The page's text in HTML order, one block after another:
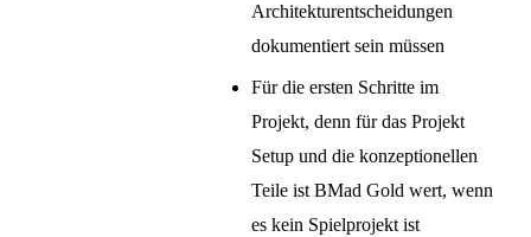
Architekturentscheidungen
dokumentiert sein müssen
Für die ersten Schritte im
Projekt, denn für das Projekt
Setup und die konzeptionellen
Teile ist BMad Gold wert, wenn
es kein Spielprojekt ist